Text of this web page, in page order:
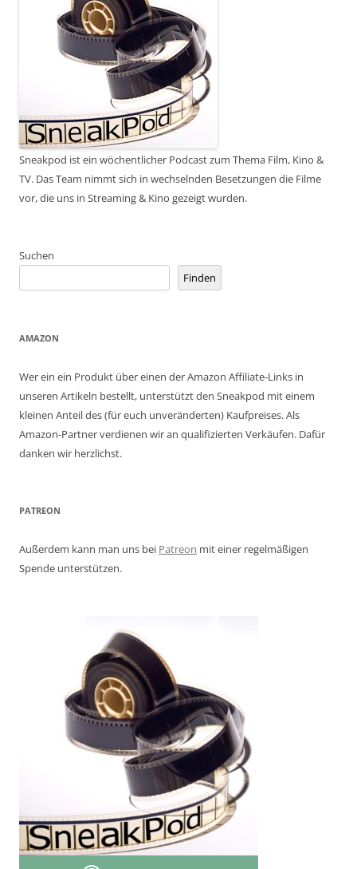
Sneakpod ist ein wöchentlicher Podcast zum Thema Film, Kino &
TV. Das Team nimmt sich in wechselnden Besetzungen die Filme
vor, die uns in Streaming & Kino gezeigt wurden.
Suchen
Finden
AMAZON
Wer ein ein Produkt über einen der Amazon Affiliate-Links in
unseren Artikeln bestellt, unterstützt den Sneakpod mit einem
kleinen Anteil des (für euch unveränderten) Kaufpreises. Als
Amazon-Partner verdienen wir an qualifizierten Verkäufen. Dafür
danken wir herzlichst.
PATREON
Außerdem kann man uns bei Patreon mit einer regelmäßigen
Spende unterstützen.